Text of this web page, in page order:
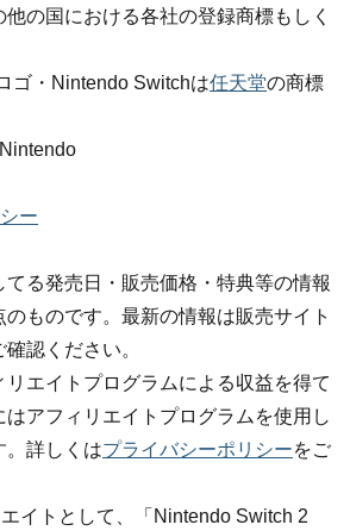
の国における各社の登録商標もしく
ゴ・Nintendo Switchは任天堂の商標
ー
る発売日・販売価格・特典等の情報
ものです。最新の情報は販売サイト
認ください。
エイトプログラムによる収益を得て
アフィリエイトプログラムを使用し
。詳しくはプライバシーポリシーをご
イトとして、「Nintendo Switch 2